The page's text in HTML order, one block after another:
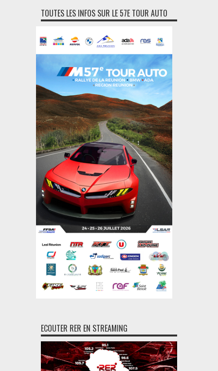
TOUTES LES INFOS SUR LE 57E TOUR AUTO
ECOUTER RER EN STREAMING